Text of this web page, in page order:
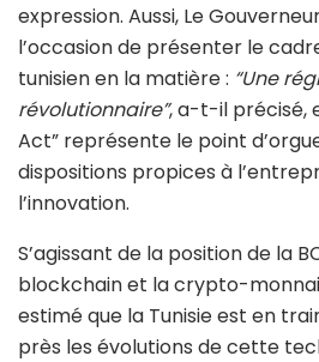
expression. Aussi, Le
l’occasion de présenter le
tunisien en la matière : “Une
révolutionnaire”, a-t-il précisé,
Act” représente le point
dispositions propices à
l’innovation.
S’agissant de la position de la
blockchain et la crypto-
estimé que la Tunisie est en
près les évolutions de cette